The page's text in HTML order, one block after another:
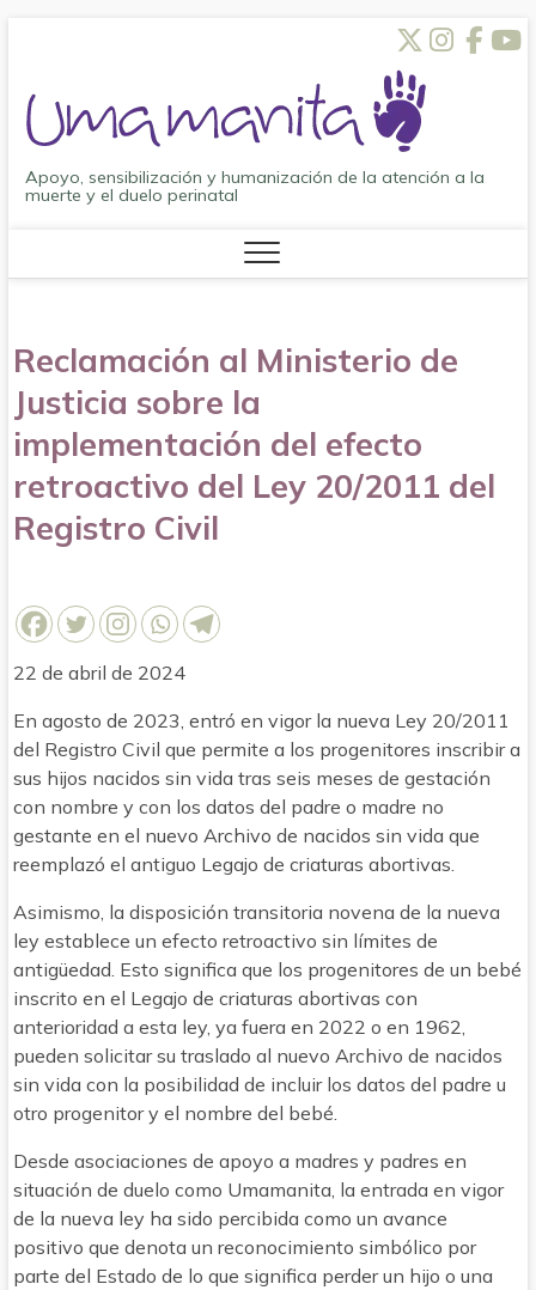
contenido
Apoyo, sensibilización y humanización de la atención a la
muerte y el duelo perinatal
Reclamación al Ministerio de
Justicia sobre la
implementación del efecto
retroactivo del Ley 20/2011 del
Registro Civil
22 de abril de 2024
En agosto de 2023, entró en vigor la nueva Ley 20/2011
del Registro Civil que permite a los progenitores inscribir a
sus hijos nacidos sin vida tras seis meses de gestación
con nombre y con los datos del padre o madre no
gestante en el nuevo Archivo de nacidos sin vida que
reemplazó el antiguo Legajo de criaturas abortivas.
Asimismo, la disposición transitoria novena de la nueva
ley establece un efecto retroactivo sin límites de
antigüedad. Esto significa que los progenitores de un bebé
inscrito en el Legajo de criaturas abortivas con
anterioridad a esta ley, ya fuera en 2022 o en 1962,
pueden solicitar su traslado al nuevo Archivo de nacidos
sin vida con la posibilidad de incluir los datos del padre u
otro progenitor y el nombre del bebé.
Desde asociaciones de apoyo a madres y padres en
situación de duelo como Umamanita, la entrada en vigor
de la nueva ley ha sido percibida como un avance
positivo que denota un reconocimiento simbólico por
parte del Estado de lo que significa perder un hijo o una